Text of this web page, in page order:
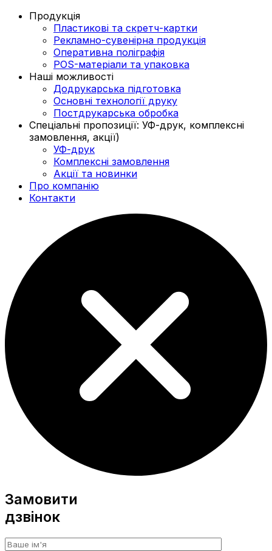
Продукція
Пластикові та скретч-картки
Рекламно-сувенірна продукція
Оперативна поліграфія
POS-матеріали та упаковка
Наші можливості
Додрукарська підготовка
Основні технології друку
Постдрукарська обробка
Спеціальні пропозиції: УФ-друк, комплексні
замовлення, акції)
УФ-друк
Комплексні замовлення
Акції та новинки
Про компанію
Контакти
Замовити
дзвінок